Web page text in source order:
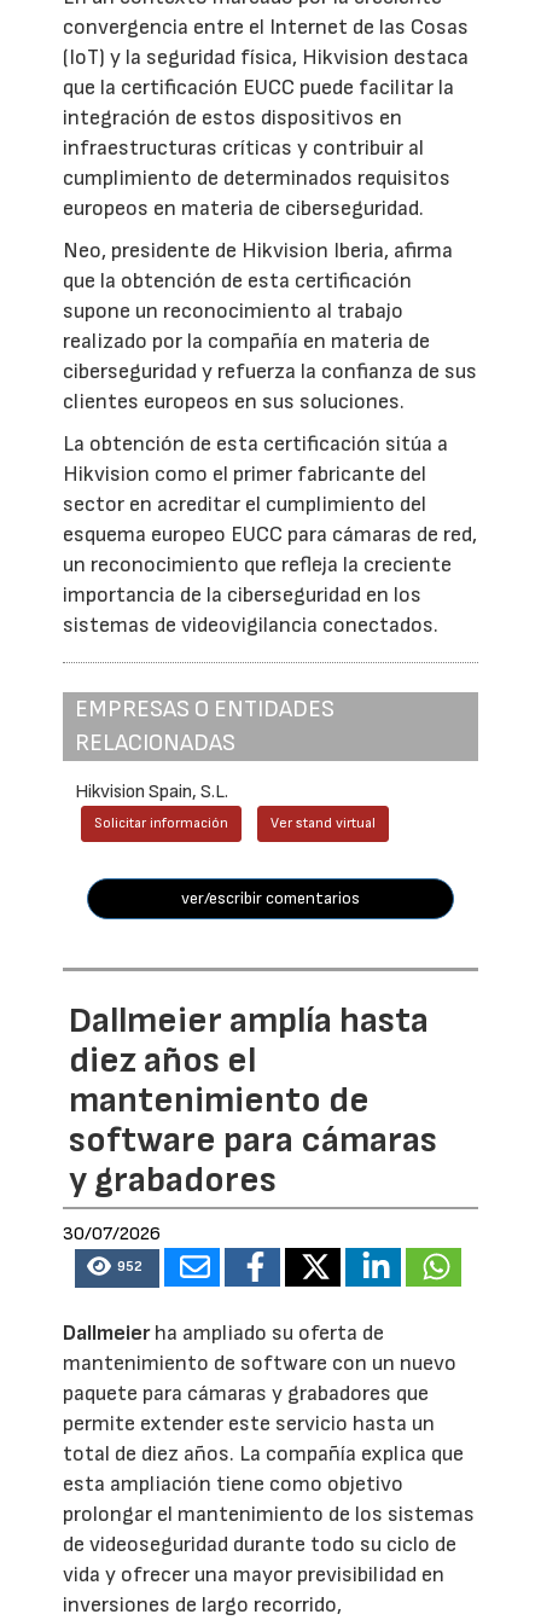
convergencia entre el Internet de las Cosas
(IoT) y la seguridad física, Hikvision destaca
que la certificación EUCC puede facilitar la
integración de estos dispositivos en
infraestructuras críticas y contribuir al
cumplimiento de determinados requisitos
europeos en materia de ciberseguridad.
Neo, presidente de Hikvision Iberia, afirma
que la obtención de esta certificación
supone un reconocimiento al trabajo
realizado por la compañía en materia de
ciberseguridad y refuerza la confianza de sus
clientes europeos en sus soluciones.
La obtención de esta certificación sitúa a
Hikvision como el primer fabricante del
sector en acreditar el cumplimiento del
esquema europeo EUCC para cámaras de red,
un reconocimiento que refleja la creciente
importancia de la ciberseguridad en los
sistemas de videovigilancia conectados.
EMPRESAS O ENTIDADES
RELACIONADAS
Hikvision Spain, S.L.
Solicitar información Ver stand virtual
ver/escribir comentarios
Dallmeier amplía hasta
diez años el
mantenimiento de
software para cámaras
y grabadores
30/07/2026
952
Dallmeierha ampliado su oferta de
mantenimiento de software con un nuevo
paquete para cámaras y grabadores que
permite extender este servicio hasta un
total de diez años. La compañía explica que
esta ampliación tiene como objetivo
prolongar el mantenimiento de los sistemas
de videoseguridad durante todo su ciclo de
vida y ofrecer una mayor previsibilidad en
inversiones de largo recorrido,